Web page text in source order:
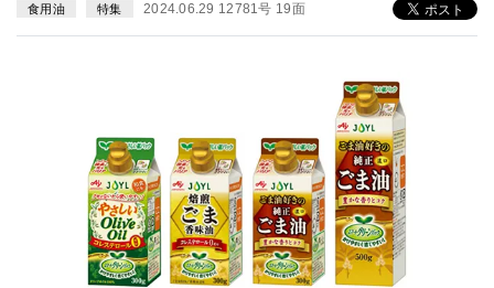
食用油 特集 2024.06.29 12781号 19面